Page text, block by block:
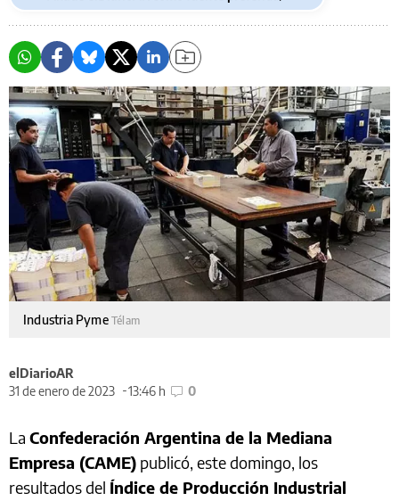
Industria Pyme Télam
elDiarioAR
31 de enero de 2023
13:46 h 0
La Confederación Argentina de la Mediana
Empresa (CAME) publicó, este domingo, los
resultados del Índice de Producción Industrial